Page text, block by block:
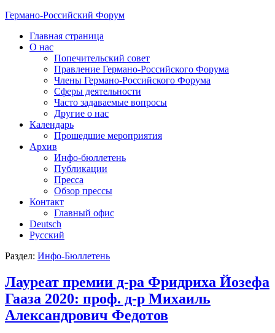
Германо-Российский Форум
Главная страница
О нас
Попечительский совет
Правление Германо-Российского Форума
Члены Германо-Российского Форума
Сферы деятельности
Часто задаваемые вопросы
Другие о нас
Календарь
Прошедшие мероприятия
Архив
Инфо-бюллетень
Публикации
Пресса
Обзор прессы
Контакт
Главный офис
Deutsch
Русский
Раздел: Инфо-Бюллетень
Лауреат премии д-ра Фридриха Йозефа
Гааза 2020: проф. д-р Михаиль
Александрович Федотов